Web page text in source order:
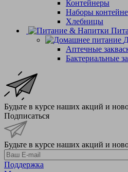
Контейнеры
Наборы
Хлебницы
Аптечные
Бактериальные
Будьте в курсе наших акций и
Подписаться
Будьте в курсе наших акций и
Поддержка